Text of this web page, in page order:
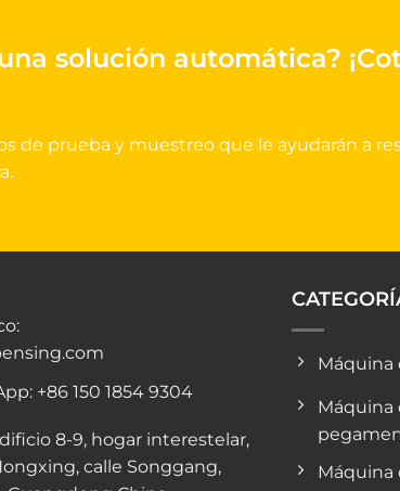
solución automática?
de prueba y muestreo que le ayudarán a
+86 150 1854 9304
8-9, hogar interestelar,
calle Songgang,
Máquina
Máquina
Máquina